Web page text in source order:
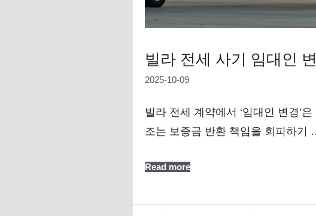
빌라 전세 사기 임대인
2025-10-09
빌라 전세 계약에서 ‘임대인 변경’
조는 보증금 반환 책임을 회피하기
Read more